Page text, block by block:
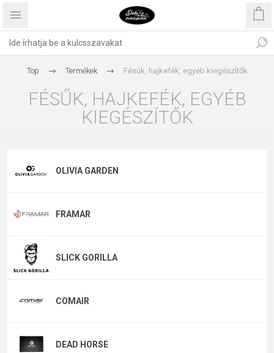
Top Termékek Fésűk, hajkefék, egyéb kiegészítők
FÉSŰK, HAJKEFÉK, EGYÉB
KIEGÉSZÍTŐK
OLIVIA GARDEN
FRAMAR
SLICK GORILLA
COMAIR
DEAD HORSE